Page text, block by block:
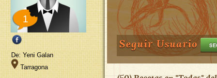
1
De: Yeni Galan
Tarragona
Seguir Usuario